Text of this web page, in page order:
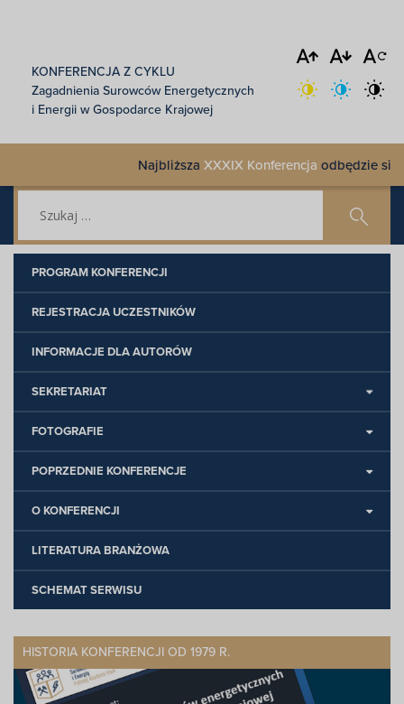
KONFERENCJA Z CYKLU
Zagadnienia Surowców Energetycznych
i Energii w Gospodarce Krajowej
NajbliższaXXXIX Konferencjaodbędzie się 18-
PROGRAM KONFERENCJI
REJESTRACJA UCZESTNIKÓW
INFORMACJE DLA AUTORÓW
SEKRETARIAT
FOTOGRAFIE
POPRZEDNIE KONFERENCJE
O KONFERENCJI
LITERATURA BRANŻOWA
SCHEMAT SERWISU
HISTORIA KONFERENCJI OD 1979 R.